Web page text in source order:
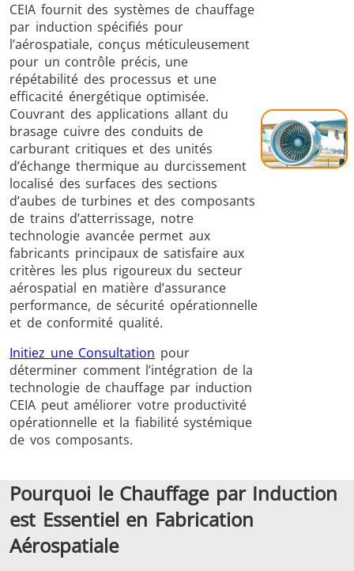
Brasage
Aluminium
Thermoscellage
Frettage
Générateur et
Contrôleur
Générateurs
Série SH
Aérospatiale
CEIA fournit des systèmes de chauffage
par induction spécifiés pour
l’aérospatiale, conçus méticuleusement
pour un contrôle précis, une
répétabilité des processus et une
efficacité énergétique optimisée.
Couvrant des applications allant du
brasage cuivre des conduits de
carburant critiques et des unités
d’échange thermique au durcissement
localisé des surfaces des sections
d’aubes de turbines et des composants
de trains d’atterrissage, notre
technologie avancée permet aux
fabricants principaux de satisfaire aux
critères les plus rigoureux du secteur
aérospatial en matière d’assurance
performance, de sécurité opérationnelle
et de conformité qualité.
Initiez une Consultation pour
déterminer comment l’intégration de la
technologie de chauffage par induction
CEIA peut améliorer votre productivité
opérationnelle et la fiabilité systémique
de vos composants.
Pourquoi le Chauffage par Induction
est Essentiel en Fabrication
Aérospatiale